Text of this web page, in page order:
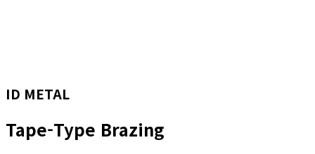
ID METAL
Tape-Type Brazing